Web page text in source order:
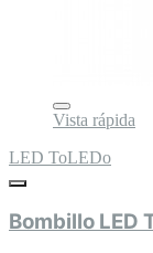
Vista rápida
LED ToLEDo
Bombillo LED